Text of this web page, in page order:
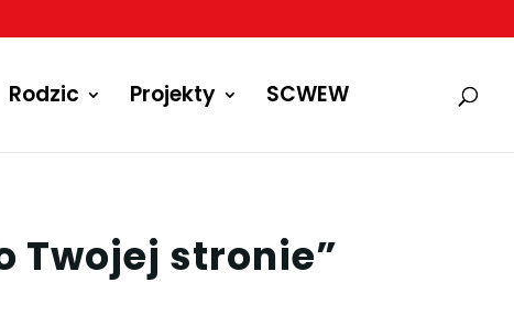
Rodzic Projekty SCWEW
Twojej stronie”